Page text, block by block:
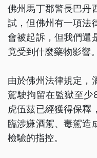
佛州馬丁郡警長巴丹
試，但佛州有一項法
會被起訴，但我們還
竟受到什麼藥物影響
由於佛州法律規定，
駕駛拘留在監獄至
虎伍茲已經獲得保釋
臨涉嫌酒駕、毒駕造
檢驗的指控。